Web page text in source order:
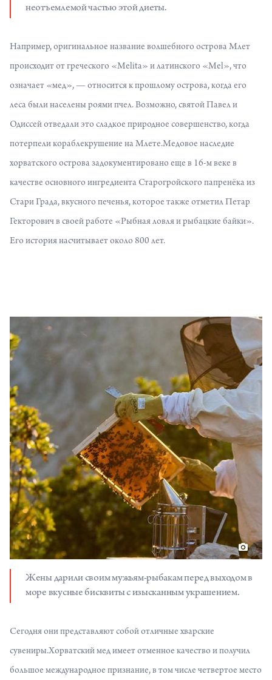
неотъемлемой частью этой диеты.
Например, оригинальное название волшебного острова Млет
происходит от греческого «Melita» и латинского «Mel», что
означает «мед», — относится к прошлому острова, когда его
леса были населены роями пчел. Возможно, святой Павел и
Одиссей отведали это сладкое природное совершенство, когда
потерпели кораблекрушение на Млете.Медовое наследие
хорватского острова задокументировано еще в 16-м веке в
качестве основного ингредиента Старогройского папренёка из
Стари Града, вкусного печенья, которое также отметил Петар
Гекторович в своей работе «Рыбная ловля и рыбацкие байки».
Его история насчитывает около 800 лет.
Жены дарили своим мужьям-рыбакам перед выходом в
море вкусные бисквиты с изысканным украшением.
Сегодня они представляют собой отличные хварские
сувениры.Хорватский мед имеет отменное качество и получил
большое международное признание, в том числе четвертое место